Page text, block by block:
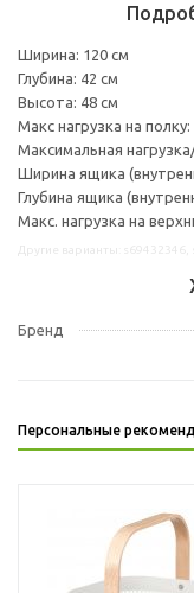
Ширина: 120 см
Глубина: 42 см
Высота: 48 см
Макс нагрузка на полку:
Максимальная
Ширина ящика
Глубина ящика
Макс. нагрузка на
Бренд
Персональные